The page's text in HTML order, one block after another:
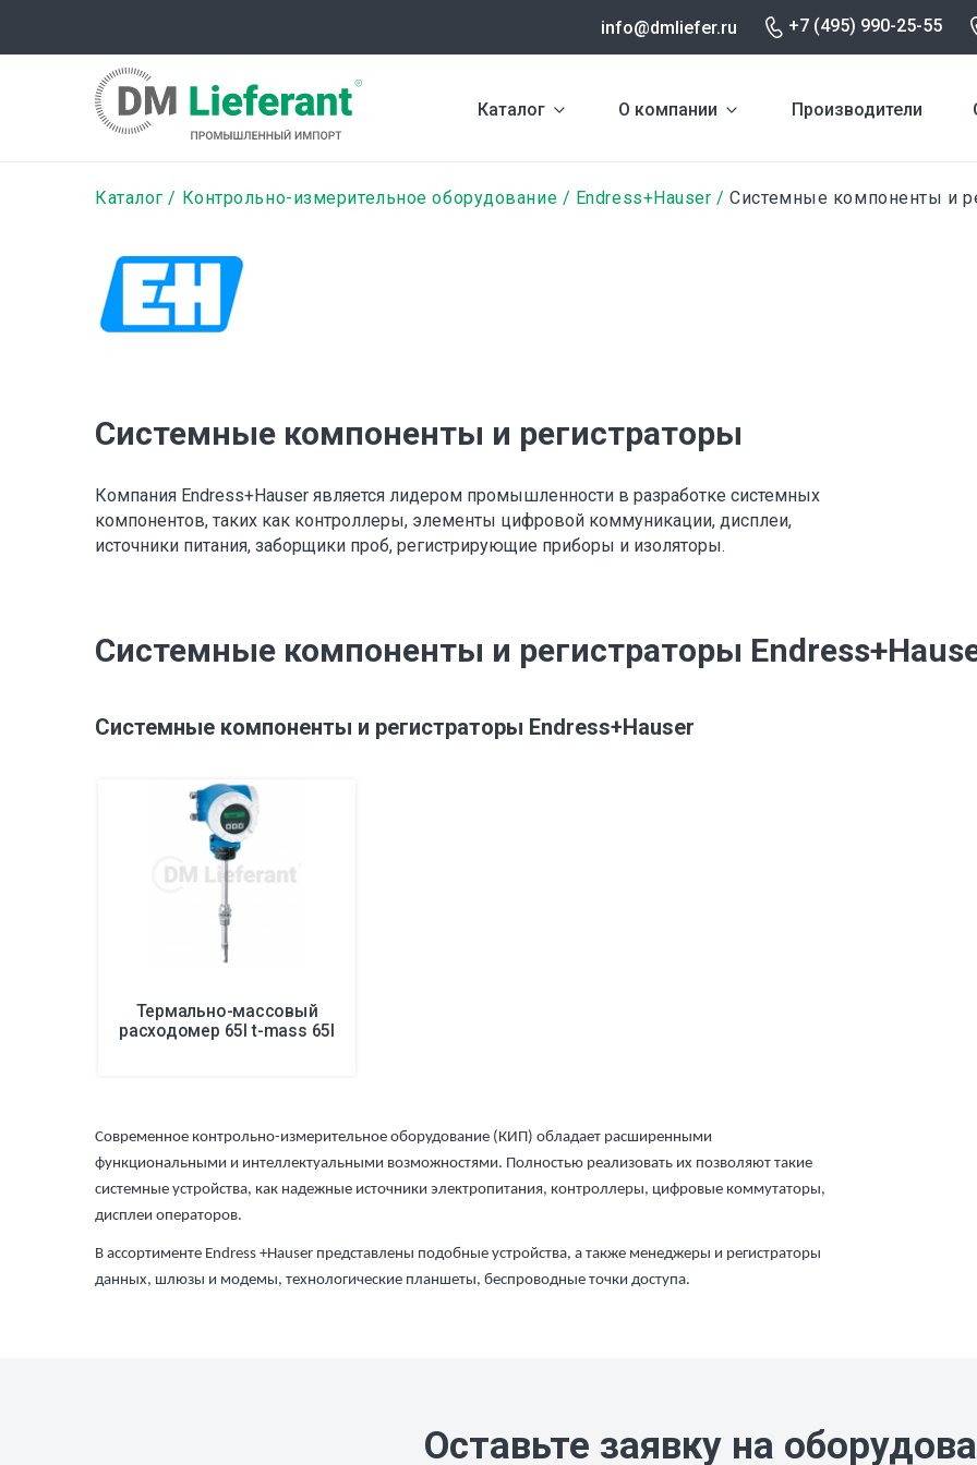
содержанию
info@dmliefer.ru +7 (495) 990-25-55
Каталог О компании Производители
Строка
навигации
Каталог Контрольно-измерительное оборудование Endress+Hauser Системные компоненты и
Системные компоненты и регистраторы
Компания Endress+Hauser является лидером промышленности в разработке системных
компонентов, таких как контроллеры, элементы цифровой коммуникации, дисплеи,
источники питания, заборщики проб, регистрирующие приборы и изоляторы.
Системные компоненты и регистраторы
Системные компоненты и регистраторы Endress+Hauser
Термально-массовый
расходомер 65I t-mass 65I
Современное контрольно-измерительное оборудование (КИП) обладает расширенными
функциональными и интеллектуальными возможностями. Полностью реализовать их позволяют такие
системные устройства, как надежные источники электропитания, контроллеры, цифровые коммутаторы,
дисплеи операторов.
В ассортименте Endress +Hauser представлены подобные устройства, а также менеджеры и регистраторы
данных, шлюзы и модемы, технологические планшеты, беспроводные точки доступа.
Оставьте заявку на